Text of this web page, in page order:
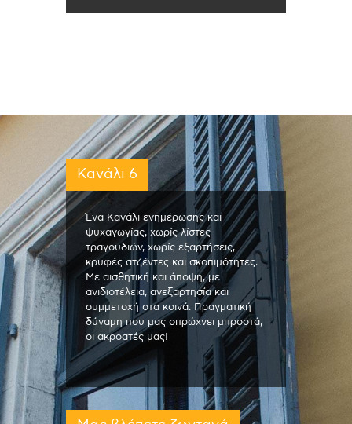
Κανάλι 6
Ένα Κανάλι ενημέρωσης και
ψυχαγωγίας, χωρίς λίστες
τραγουδιών, χωρίς εξαρτήσεις,
κρυφές ατζέντες και σκοπιμότητες.
Με αισθητική και άποψη, με
ανιδιοτέλεια, ανεξαρτησία και
συμμετοχή στα κοινά. Πραγματική
δύναμη που μας σπρώχνει μπροστά,
οι ακροατές μας!